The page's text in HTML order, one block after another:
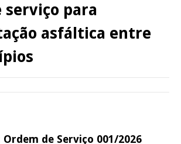
serviço para
asfáltica entre
Ordem de Serviço 001/2026